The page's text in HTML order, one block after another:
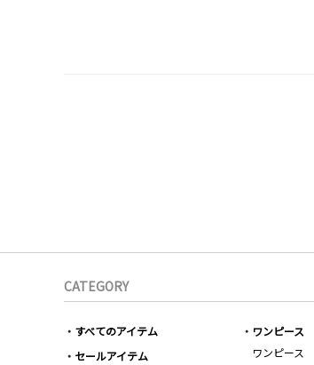
CATEGORY
すべてのアイテム
セールアイテム
ワンピース
ワンピース